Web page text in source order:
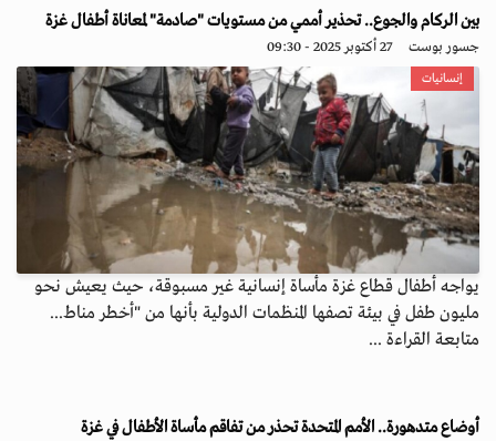
بين الركام والجوع.. تحذير أممي من مستويات "صادمة" لمعاناة أطفال غزة
جسور بوست 27 أكتوبر 2025 - 09:30
إنسانيات
يواجه أطفال قطاع غزة مأساة إنسانية غير مسبوقة، حيث يعيش نحو
مليون طفل في بيئة تصفها المنظمات الدولية بأنها من "أخطر مناط...
متابعة القراءة ...
أوضاع متدهورة.. الأمم المتحدة تحذر من تفاقم مأساة الأطفال في غزة